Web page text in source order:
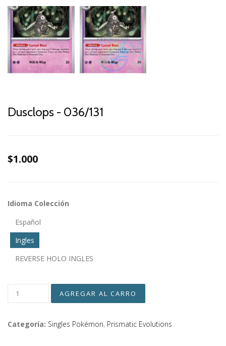
Dusclops - 036/131
$1.000
Idioma Colección
Español
Ingles
REVERSE HOLO INGLES
Categoría: Singles Pokémon, Prismatic Evolutions